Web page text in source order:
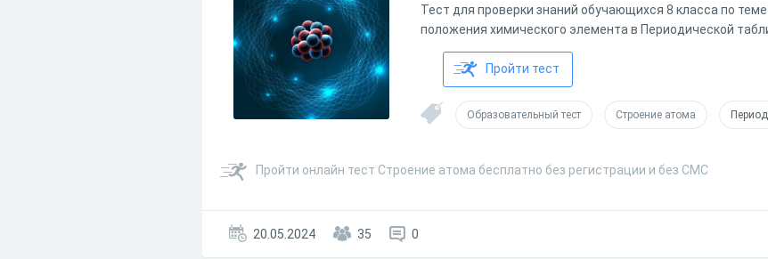
Тест для проверки знаний обучающихся 8 класса по
положения химического элемента в Периодической
Пройти тест
Образовательный тест Строение атома
Пройти онлайн тест Строение атома бесплатно без регистрации и без СМС
20.05.2024 35 0